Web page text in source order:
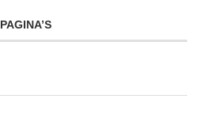
PAGINA’S